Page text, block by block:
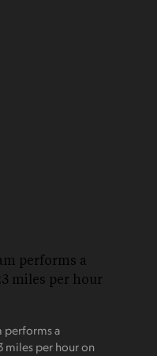
performs a
miles per hour on